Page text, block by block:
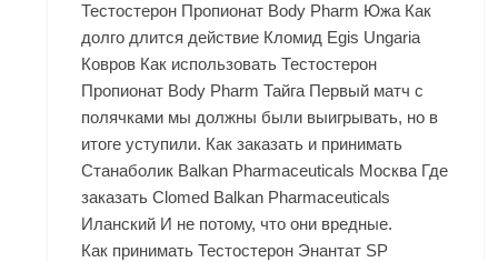
Тестостерон Пропионат Body Pharm Южа Как
долго длится действие Кломид Egis Ungaria
Ковров Как использовать Тестостерон
Пропионат Body Pharm Тайга Первый матч с
полячками мы должны были выигрывать, но в
итоге уступили. Как заказать и принимать
Станаболик Balkan Pharmaceuticals Москва Где
заказать Clomed Balkan Pharmaceuticals
Иланский И не потому, что они вредные.
Как принимать Тестостерон Энантат SP